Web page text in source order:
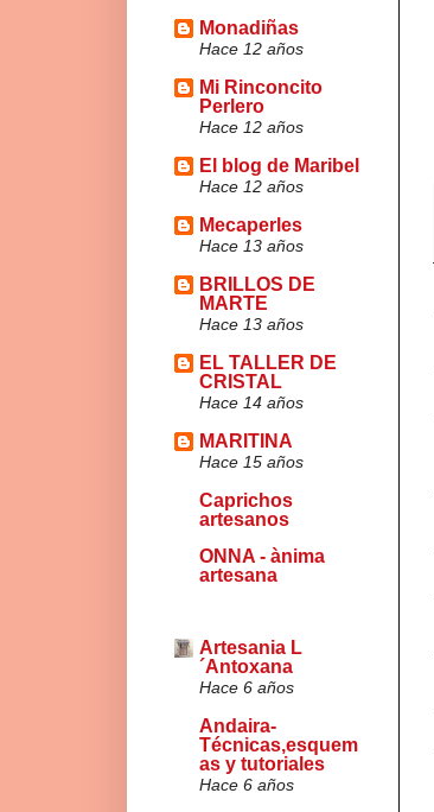
Monadiñas
Hace 12 años
Mi Rinconcito
Perlero
Hace 12 años
El blog de Maribel
Hace 12 años
Mecaperles
Hace 13 años
BRILLOS DE
MARTE
Hace 13 años
EL TALLER DE
CRISTAL
Hace 14 años
MARITINA
Hace 15 años
Caprichos
artesanos
ONNA - ànima
artesana
Artesania L
´Antoxana
Hace 6 años
Andaira-
Técnicas,esquem
as y tutoriales
Hace 6 años